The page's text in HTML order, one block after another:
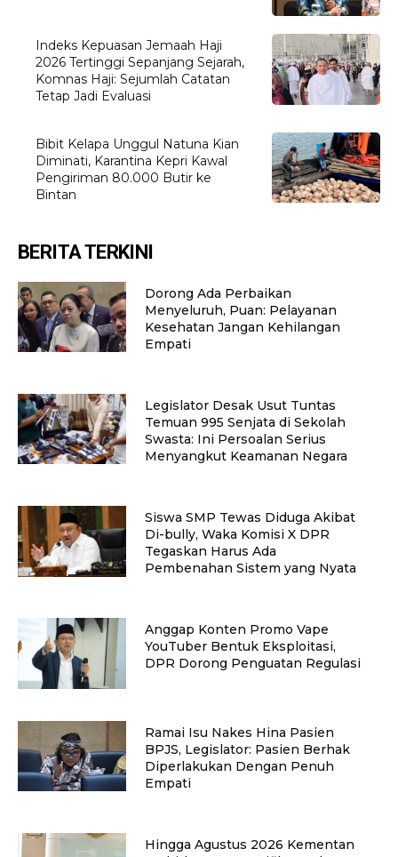
Indeks Kepuasan Jemaah Haji
2026 Tertinggi Sepanjang Sejarah,
Komnas Haji: Sejumlah Catatan
Tetap Jadi Evaluasi
Bibit Kelapa Unggul Natuna Kian
Diminati, Karantina Kepri Kawal
Pengiriman 80.000 Butir ke
Bintan
BERITA TERKINI
Dorong Ada Perbaikan
Menyeluruh, Puan: Pelayanan
Kesehatan Jangan Kehilangan
Empati
Legislator Desak Usut Tuntas
Temuan 995 Senjata di Sekolah
Swasta: Ini Persoalan Serius
Menyangkut Keamanan Negara
Siswa SMP Tewas Diduga Akibat
Di-bully, Waka Komisi X DPR
Tegaskan Harus Ada
Pembenahan Sistem yang Nyata
Anggap Konten Promo Vape
YouTuber Bentuk Eksploitasi,
DPR Dorong Penguatan Regulasi
Ramai Isu Nakes Hina Pasien
BPJS, Legislator: Pasien Berhak
Diperlakukan Dengan Penuh
Empati
Hingga Agustus 2026 Kementan